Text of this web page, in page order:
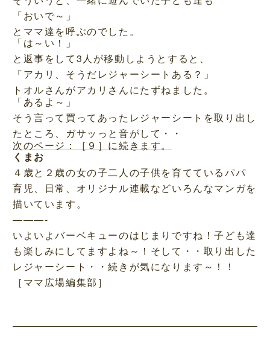
「おいで～」
とママ達を呼ぶのでした。
「は～い！」
と返事をして3人が移動しようとすると、
「アカリ、そうだレジャーシートある？」
トオルさんがアカリさんにたずねました。
「あるよ～」
そう言って買ってあったレジャーシートを取り出し
たところ、ガサッっと音がして・・
次のページ：［９］に続きます。
くまお
４歳と２歳の女の子二人の子供を育てているパパ
育児、日常、オリジナル連載などいろんなマンガを
描いています。
———-
いよいよバーベキューのはじまりですね！子ども達
も楽しみにしてますよね～！そして・・取り出した
レジャーシート・・続きが気になります～！！
［ママ広場編集部］